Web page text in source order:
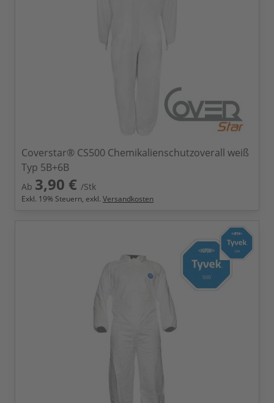
Coverstar® CS500 Chemikalienschutzoverall weiß
Typ 5B+6B
Ab 3,90 € /Stk
Exkl. 19% Steuern, exkl. Versandkosten